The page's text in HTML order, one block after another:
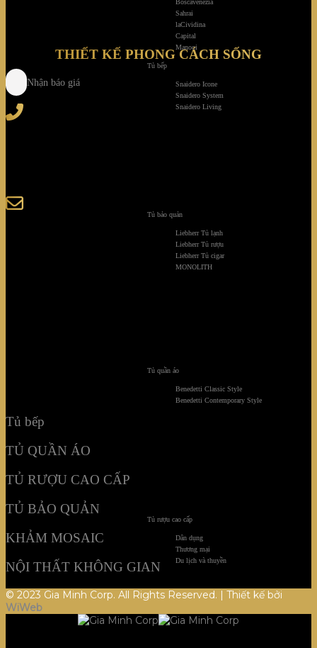
Boscavenezia
Sahrai
laCividina
Capital
Manooi
Tủ bếp
Snaidero Icone
Snaidero System
Snaidero Living
Tủ bảo quản
Liebherr Tủ lạnh
Liebherr Tủ rượu
Liebherr Tủ cigar
MONOLITH
Tủ quần áo
Benedetti Classic Style
Benedetti Contemporary Style
Tủ rượu cao cấp
Dân dụng
Thương mại
Du lịch và thuyền
THIẾT KẾ PHONG CÁCH SỐNG
Nhận báo giá
Tủ bếp
TỦ QUẦN ÁO
TỦ RƯỢU CAO CẤP
TỦ BẢO QUẢN
KHẢM MOSAIC
NỘI THẤT KHÔNG GIAN
© 2023 Gia Minh Corp. All Rights Reserved. | Thiết kế bởi
WiWeb